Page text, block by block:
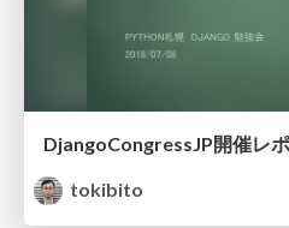
DjangoCongressJP開催レ
tokibito